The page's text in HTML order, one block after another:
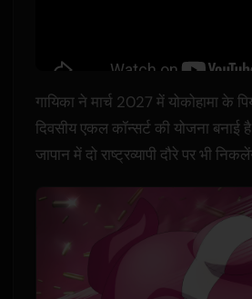
गायिका ने मार्च 2027 में योकोहामा के
दिवसीय एकल कॉन्सर्ट की योजना बनाई
जापान में दो राष्ट्रव्यापी दौरे पर भी